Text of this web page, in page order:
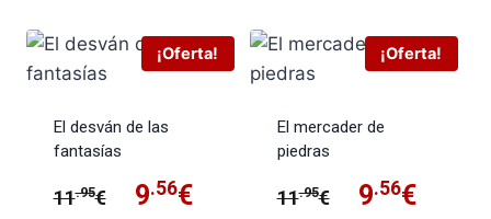
12.95€.
¡Oferta!
El desván de las
fantasías
11.95€
El
9.56€El
¡Oferta!
El mercader de
piedras
11.95€
El
9.56€El